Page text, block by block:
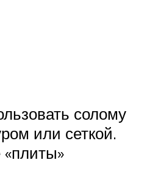
солому
или сеткой.